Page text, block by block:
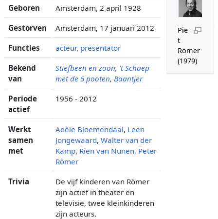
Pie
t
Römer
(1979)
Geboren Amsterdam, 2 april 1928
Gestorven Amsterdam, 17 januari 2012
Functies acteur, presentator
Bekend
van
Stiefbeen en zoon, 't Schaep
met de 5 pooten, Baantjer
Periode
actief
1956 - 2012
Werkt
samen
met
Adèle Bloemendaal, Leen
Jongewaard, Walter van der
Kamp, Rien van Nunen, Peter
Römer
Trivia
De vijf kinderen van Römer
zijn actief in theater en
televisie, twee kleinkinderen
zijn acteurs.